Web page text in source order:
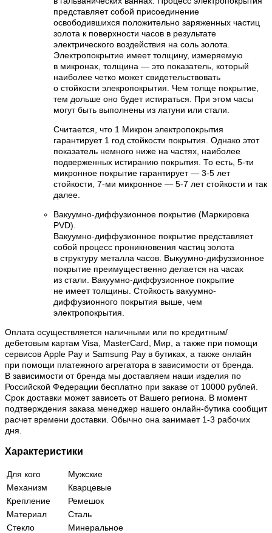
представляет собой присоединение
освободившихся положительно заряженных частиц
золота к поверхности часов в результате
электрического воздействия на соль золота.
Электропокрытие имеет толщину, измеряемую
в микронах, толщина — это показатель, который
наиболее четко может свидетельствовать
о стойкости элекропокрытия. Чем толще покрытие,
тем дольше оно будет истираться. При этом часы
могут быть выполнены из латуни или стали.
Считается, что 1 Микрон электропокрытия
гарантирует 1 год стойкости покрытия. Однако этот
показатель немного ниже на частях, наиболее
подверженных истиранию покрытия. То есть, 5-ти
микронное покрытие гарантирует — 3-5 лет
стойкости, 7-ми микронное — 5-7 лет стойкости и так
далее.
Вакуумно-диффузионное покрытие (Маркировка
PVD).
Вакуумно-диффузионное покрытие представляет
собой процесс проникновения частиц золота
в структуру металла часов. Выкуумно-дифуззионное
покрытие преимущественно делается на часах
из стали. Вакуумно-диффузионное покрытие
не имеет толщины. Стойкость вакуумно-
диффузионного покрытия выше, чем
электропокрытия.
Оплата осуществляется наличными или по кредитным/
дебетовым картам Visa, MasterCard, Мир, а также при помощи
сервисов Apple Pay и Samsung Pay в бутиках, а также онлайн
при помощи платежного агрегатора в зависимости от бренда.
В зависимости от бренда мы доставляем наши изделия по
Российской Федерации бесплатно при заказе от 10000 рублей.
Срок доставки может зависеть от Вашего региона. В момент
подтверждения заказа менеджер нашего онлайн-бутика сообщит
расчет времени доставки. Обычно она занимает 1-3 рабочих
дня.
Характеристики
Для кого
Мужские
Механизм
Кварцевые
Крепление
Ремешок
Материал
Сталь
Стекло
Минеральное